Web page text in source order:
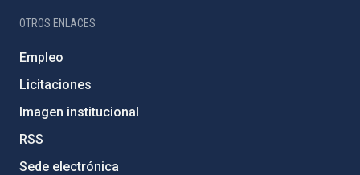
OTROS ENLACES
Empleo
Licitaciones
Imagen institucional
RSS
Sede electrónica